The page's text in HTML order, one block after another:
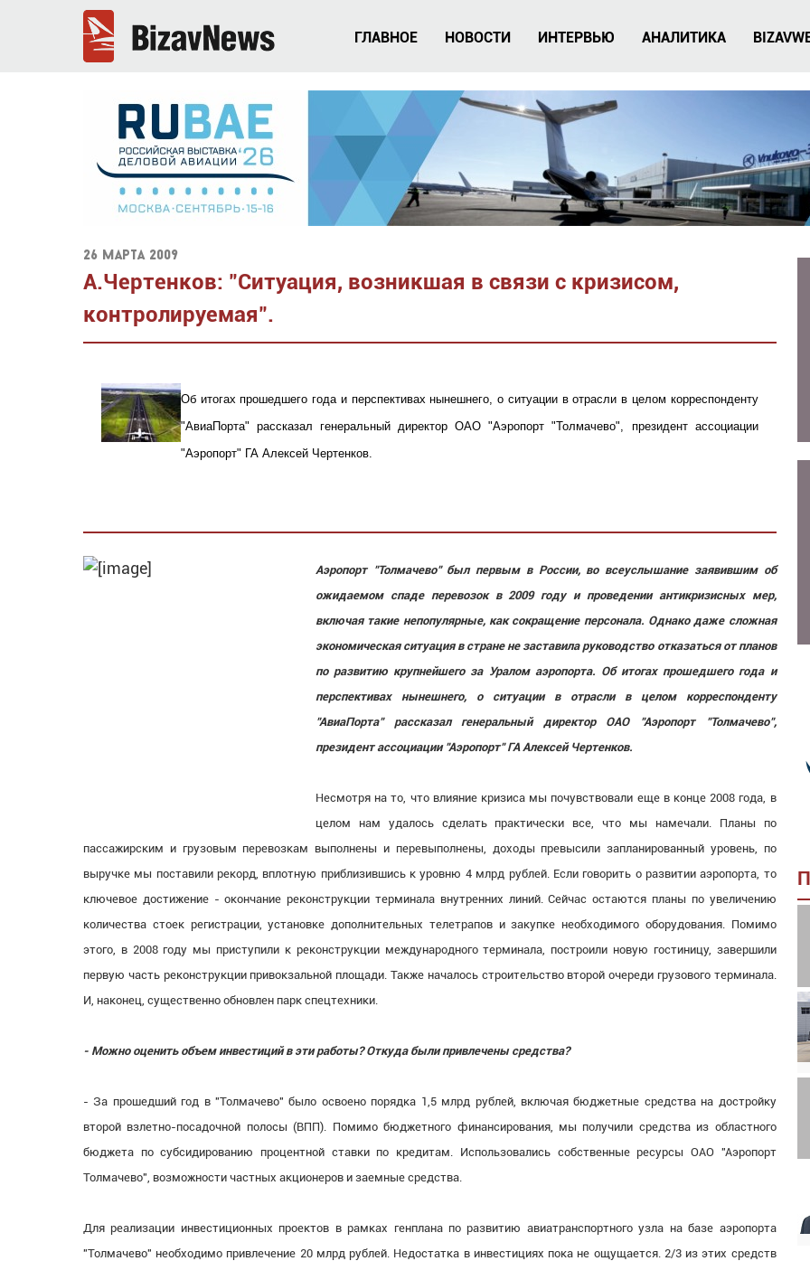
ГЛАВНОЕ НОВОСТИ ИНТЕРВЬЮ АНАЛИТИКА
26 марта 2009
А.Чертенков: "Ситуация, возникшая в связи с кризисом,
контролируемая".
Об итогах прошедшего года и перспективах нынешнего, о ситуации в отрасли в целом корреспонденту
"АвиаПорта" рассказал генеральный директор ОАО "Аэропорт "Толмачево", президент ассоциации
"Аэропорт" ГА Алексей Чертенков.
Аэропорт "Толмачево" был первым в России, во всеуслышание заявившим об
ожидаемом спаде перевозок в 2009 году и проведении антикризисных мер,
включая такие непопулярные, как сокращение персонала. Однако даже сложная
экономическая ситуация в стране не заставила руководство отказаться от планов
по развитию крупнейшего за Уралом аэропорта. Об итогах прошедшего года и
перспективах нынешнего, о ситуации в отрасли в целом корреспонденту
"АвиаПорта" рассказал генеральный директор ОАО "Аэропорт "Толмачево",
президент ассоциации "Аэропорт" ГА Алексей Чертенков.
Несмотря на то, что влияние кризиса мы почувствовали еще в конце 2008 года, в
целом нам удалось сделать практически все, что мы намечали. Планы по
пассажирским и грузовым перевозкам выполнены и перевыполнены, доходы превысили запланированный уровень, по
выручке мы поставили рекорд, вплотную приблизившись к уровню 4 млрд рублей. Если говорить о развитии аэропорта, то
ключевое достижение - окончание реконструкции терминала внутренних линий. Сейчас остаются планы по увеличению
количества стоек регистрации, установке дополнительных телетрапов и закупке необходимого оборудования. Помимо
этого, в 2008 году мы приступили к реконструкции международного терминала, построили новую гостиницу, завершили
первую часть реконструкции привокзальной площади. Также началось строительство второй очереди грузового терминала.
И, наконец, существенно обновлен парк спецтехники.
- Можно оценить объем инвестиций в эти работы? Откуда были привлечены средства?
- За прошедший год в "Толмачево" было освоено порядка 1,5 млрд рублей, включая бюджетные средства на достройку
второй взлетно-посадочной полосы (ВПП). Помимо бюджетного финансирования, мы получили средства из областного
бюджета по субсидированию процентной ставки по кредитам. Использовались собственные ресурсы ОАО "Аэропорт
Толмачево", возможности частных акционеров и заемные средства.
Для реализации инвестиционных проектов в рамках генплана по развитию авиатранспортного узла на базе аэропорта
"Толмачево" необходимо привлечение 20 млрд рублей. Недостатка в инвестициях пока не ощущается. 2/3 из этих средств